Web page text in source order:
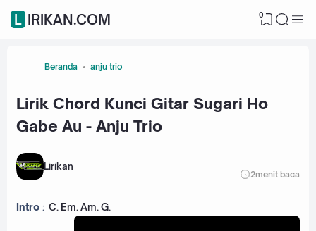
LIRIKAN.COM 0
Beranda anju trio
Lirik Chord Kunci Gitar Sugari Ho
Gabe Au - Anju Trio
Lirikan
2menit baca
Intro : C. Em. Am. G.